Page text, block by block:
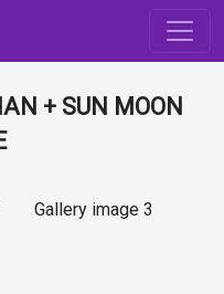
+ SUN MOON